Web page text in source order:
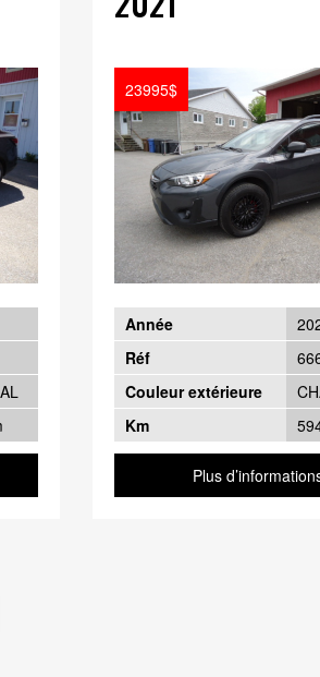
23995$
Année
Réf
Couleur extérieure
Km
Plus